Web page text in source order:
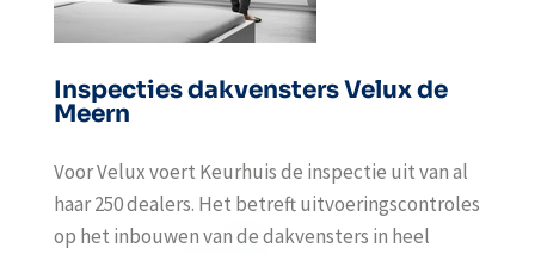
Inspecties dakvensters Velux de
Meern
Voor Velux voert Keurhuis de inspectie uit van al
haar 250 dealers. Het betreft uitvoeringscontroles
op het inbouwen van de dakvensters in heel